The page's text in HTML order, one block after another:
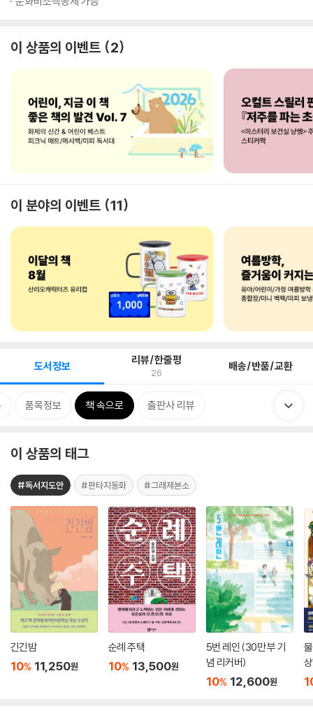
이 상품의 이벤트 2
이 분야의 이벤트 11
도서정보 리뷰/한줄평
26 배송/반품/교환
품목정보 책 속으로 출판사 리뷰
이 상품의 태그
#독서지도안 #판타지동화 #그래제본소
긴긴밤
10% 11,250원
순례 주택
10% 13,500원
5번 레인 (30만 부 기
념 리커버)
10% 12,600원